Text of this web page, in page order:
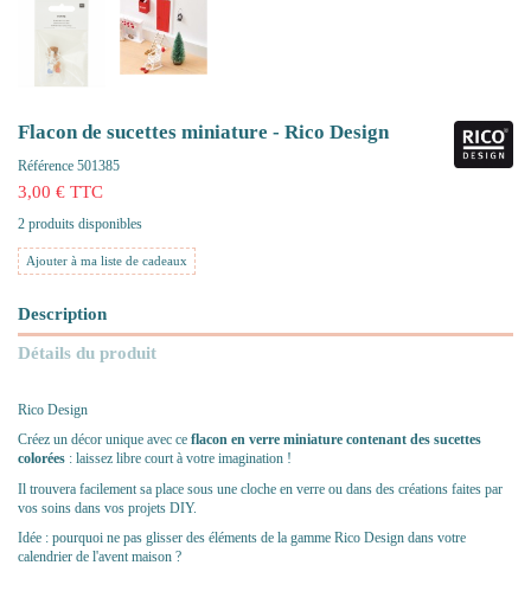
Flacon de sucettes miniature - Rico Design
Référence 501385
3,00 € TTC
2 produits disponibles
Ajouter à ma liste de cadeaux
Description
Détails du produit
Rico Design
Créez un décor unique avec ce flacon en verre miniature contenant des sucettes
colorées : laissez libre court à votre imagination !
Il trouvera facilement sa place sous une cloche en verre ou dans des créations faites par
vos soins dans vos projets DIY.
Idée : pourquoi ne pas glisser des éléments de la gamme Rico Design dans votre
calendrier de l'avent maison ?